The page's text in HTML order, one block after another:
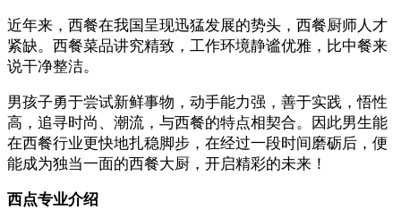
近年来，西餐在我国呈现迅猛发展的势头，西餐厨师人才
紧缺。西餐菜品讲究精致，工作环境静谧优雅，比中餐来
说干净整洁。
男孩子勇于尝试新鲜事物，动手能力强，善于实践，悟性
高，追寻时尚、潮流，与西餐的特点相契合。因此男生能
在西餐行业更快地扎稳脚步，在经过一段时间磨砺后，便
能成为独当一面的西餐大厨，开启精彩的未来！
西点专业介绍